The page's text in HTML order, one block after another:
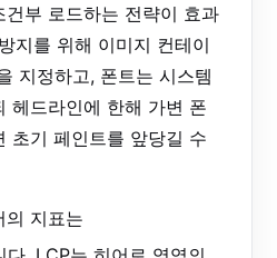
건부 로드하는 전략이 효과
지를 위해 이미지 컨테이
지정하고, 폰트는 시스템
헤드라인에 한해 가변 폰
초기 페인트를 앞당길 수
의 지표는